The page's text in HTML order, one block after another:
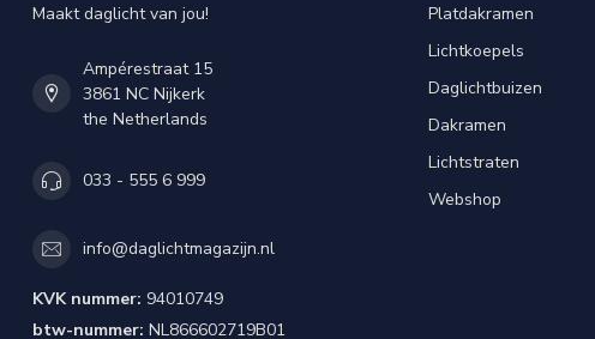
Maakt daglicht van jou!
Ampérestraat 15
3861 NC Nijkerk
the Netherlands
033 - 555 6 999
info@daglichtmagazijn.nl
KVK nummer: 94010749
btw-nummer: NL866602719B01
Platdakramen
Lichtkoepels
Daglichtbuizen
Dakramen
Lichtstraten
Webshop